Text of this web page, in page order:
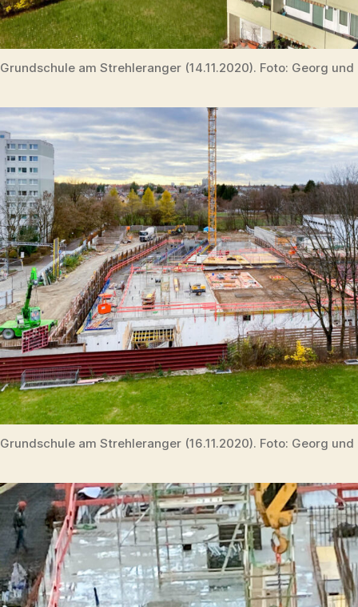
Grundschule am Strehleranger (14.11.2020). Foto: Georg
Grundschule am Strehleranger (16.11.2020). Foto: Georg